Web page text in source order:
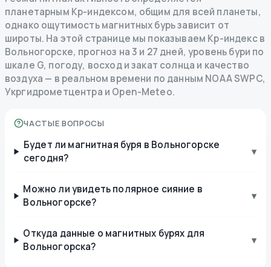
планетарным Kp-индексом, общим для всей планеты,
однако ощутимость магнитных бурь зависит от
широты. На этой странице мы показываем Kp-индекс в
Вольногорске, прогноз на 3 и 27 дней, уровень бури по
шкале G, погоду, восход и закат солнца и качество
воздуха — в реальном времени по данным NOAA SWPC,
Укргидрометцентра и Open-Meteo.
ЧАСТЫЕ ВОПРОСЫ
Будет ли магнитная буря в Вольногорске
сегодня?
▾
Можно ли увидеть полярное сияние в
Вольногорске?
▾
Откуда данные о магнитных бурях для
Вольногорска?
▾